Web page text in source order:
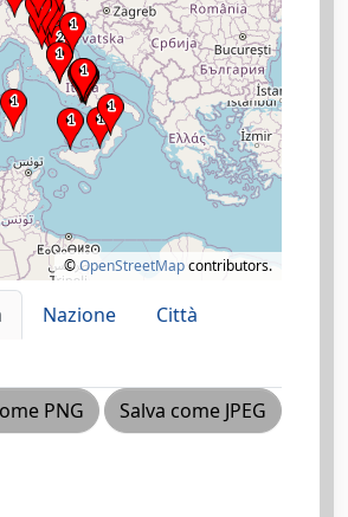
©OpenStreetMapcontributors.
Nazione
Città
PNG
Salva come JPEG